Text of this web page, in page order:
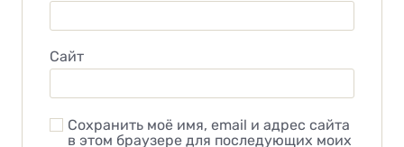
Сайт
Сохранить моё имя, email и адрес сайта
в этом браузере для последующих моих